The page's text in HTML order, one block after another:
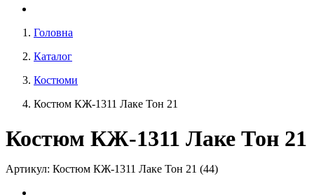
Головна
Каталог
Костюми
Костюм КЖ-1311 Лаке Тон 21
Костюм КЖ-1311 Лаке Тон 21
Артикул: Костюм КЖ-1311 Лаке Тон 21 (44)